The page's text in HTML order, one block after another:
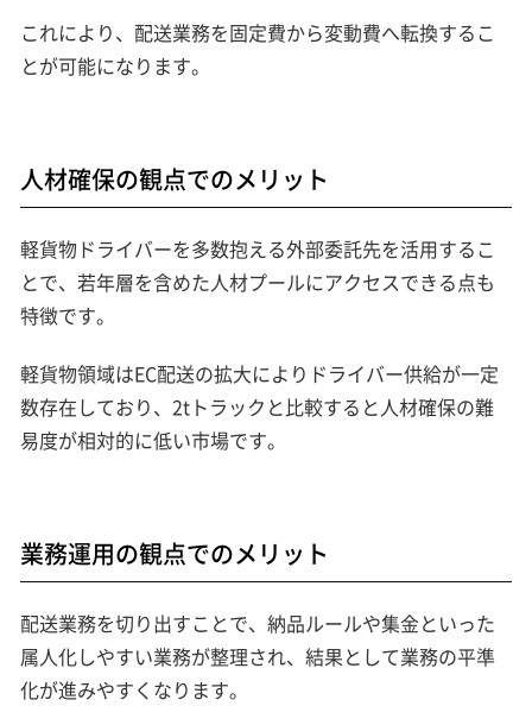
これにより、配送業務を固定費から変動費へ転換するこ
とが可能になります。
人材確保の観点でのメリット
軽貨物ドライバーを多数抱える外部委託先を活用するこ
とで、若年層を含めた人材プールにアクセスできる点も
特徴です。
軽貨物領域はEC配送の拡大によりドライバー供給が一定
数存在しており、2tトラックと比較すると人材確保の難
易度が相対的に低い市場です。
業務運用の観点でのメリット
配送業務を切り出すことで、納品ルールや集金といった
属人化しやすい業務が整理され、結果として業務の平準
化が進みやすくなります。